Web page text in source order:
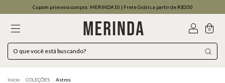
Cupom primeira compra: MERINDA10 | Frete Grátis a partir de R$350
0
Início COLEÇÕES Astros